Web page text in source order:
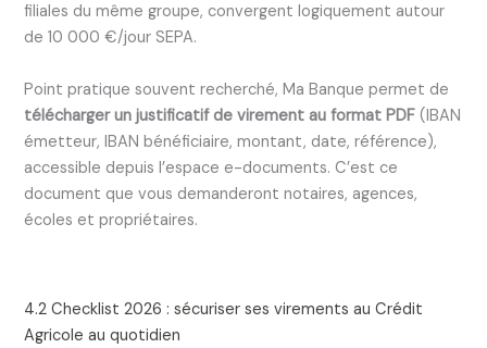
filiales du même groupe, convergent logiquement autour
de 10 000 €/jour SEPA.
Point pratique souvent recherché, Ma Banque permet de
télécharger un justificatif de virement au format PDF (IBAN
émetteur, IBAN bénéficiaire, montant, date, référence),
accessible depuis l’espace e-documents. C’est ce
document que vous demanderont notaires, agences,
écoles et propriétaires.
4.2 Checklist 2026 : sécuriser ses virements au Crédit
Agricole au quotidien